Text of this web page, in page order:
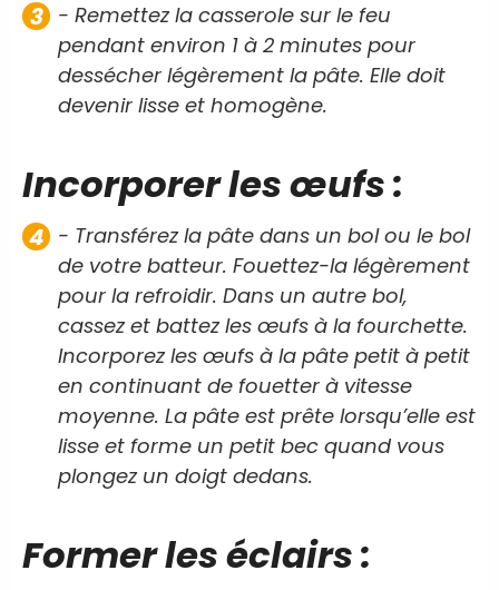
- Remettez la casserole sur le feu
pendant environ 1 à 2 minutes pour
dessécher légèrement la pâte. Elle doit
devenir lisse et homogène.
Incorporer les œufs :
- Transférez la pâte dans un bol ou le bol
de votre batteur. Fouettez-la légèrement
pour la refroidir. Dans un autre bol,
cassez et battez les œufs à la fourchette.
Incorporez les œufs à la pâte petit à petit
en continuant de fouetter à vitesse
moyenne. La pâte est prête lorsqu’elle est
lisse et forme un petit bec quand vous
plongez un doigt dedans.
Former les éclairs :